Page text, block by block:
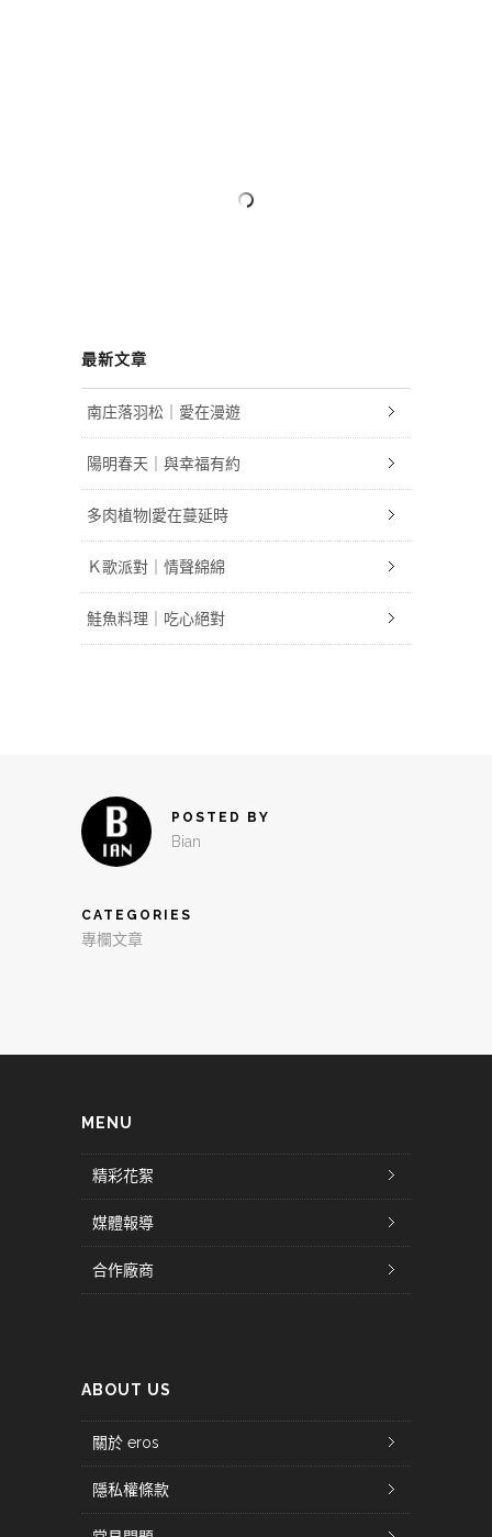
最新文章
南庄落羽松｜愛在漫遊
陽明春天｜與幸福有約
多肉植物|愛在蔓延時
Ｋ歌派對｜情聲綿綿
鮭魚料理｜吃心絕對
POSTED BY
Bian
CATEGORIES
專欄文章
MENU
精彩花絮
媒體報導
合作廠商
ABOUT US
關於 eros
隱私權條款